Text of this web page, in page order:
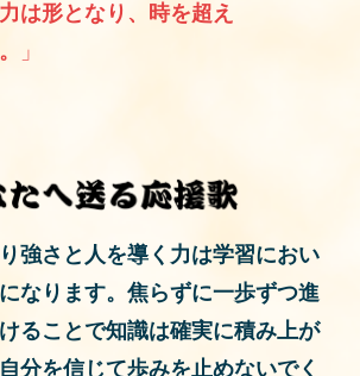
は形となり、時を超え
」
強さと人を導く力は学習におい
なります。焦らずに一歩ずつ進
ることで知識は確実に積み上が
分を信じて歩みを止めないでく